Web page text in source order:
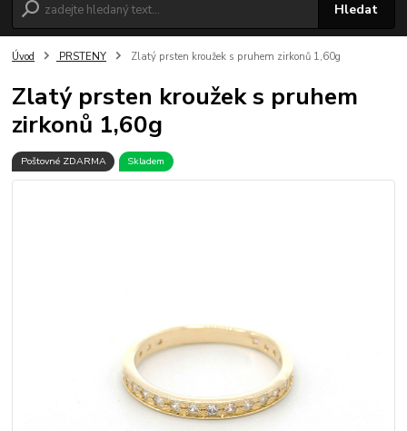
Hledat
Úvod PRSTENY Zlatý prsten kroužek s pruhem zirkonů 1,60g
Zlatý prsten kroužek s pruhem
zirkonů 1,60g
Poštovné ZDARMA Skladem